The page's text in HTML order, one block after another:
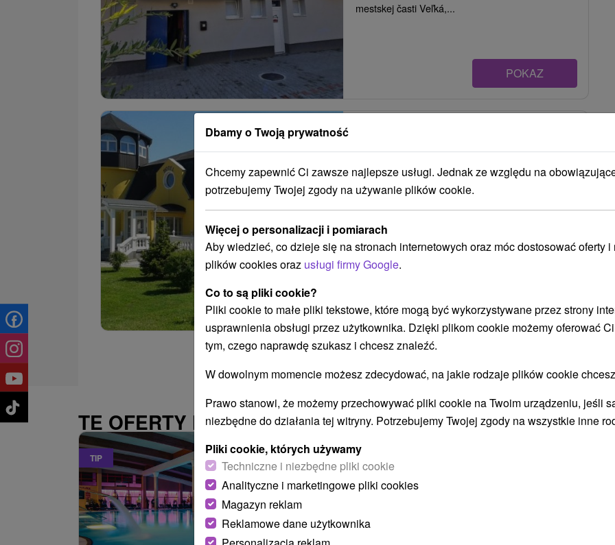
mestskej časti Veľká,...
POKAZ
Poprad
časti mesta Poprad s krásnym výhľadom na
panorámu Vysokých Tatier...
POKAZ
TE OFERTY MOGĄ PAŃSTWO BYĆ TAKŻE
TIP
Dbamy o Twoją prywatność
Chcemy zapewnić Ci zawsze najlepsze usługi. Jednak ze względu na
potrzebujemy Twojej zgody na używanie plików cookie.
Więcej o personalizacji i pomiarach
Aby wiedzieć, co dzieje się na stronach internetowych oraz móc dostosować oferty i
plików cookies oraz usługi firmy Google.
Co to są pliki cookie?
Pliki cookie to małe pliki tekstowe, które mogą być wykorzystywane przez strony
usprawnienia obsługi przez użytkownika. Dzięki plikom cookie możemy oferować
tym, czego naprawdę szukasz i chcesz znaleźć.
W dowolnym momencie możesz zdecydować, na jakie rodzaje plików cookie
Prawo stanowi, że możemy przechowywać pliki cookie na Twoim urządzeniu, jeśli
niezbędne do działania tej witryny. Potrzebujemy Twojej zgody na wszystkie inne
Pliki cookie, których używamy
Techniczne i niezbędne pliki cookie
Analityczne i marketingowe pliki cookies
Magazyn reklam
Reklamowe dane użytkownika